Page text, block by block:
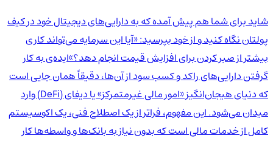
شاید برای شما هم پیش آمده که به دارایی‌های دیجیتال خود در کیف
پولتان نگاه کنید و از خود بپرسید: «آیا این سرمایه می‌تواند کاری
بیشتر از صبر کردن برای افزایش قیمت انجام دهد؟»ایده‌ی به کار
گرفتن دارایی‌های راکد و کسب سود از آن‌ها، دقیقاً همان جایی است
که دنیای هیجان‌انگیز «امور مالی غیرمتمرکز» یا دیفای (DeFi) وارد
میدان می‌شود. این مفهوم، فراتر از یک اصطلاح فنی، یک اکوسیستم
کامل از خدمات مالی است که بدون نیاز به بانک‌ها و واسطه‌ها کار